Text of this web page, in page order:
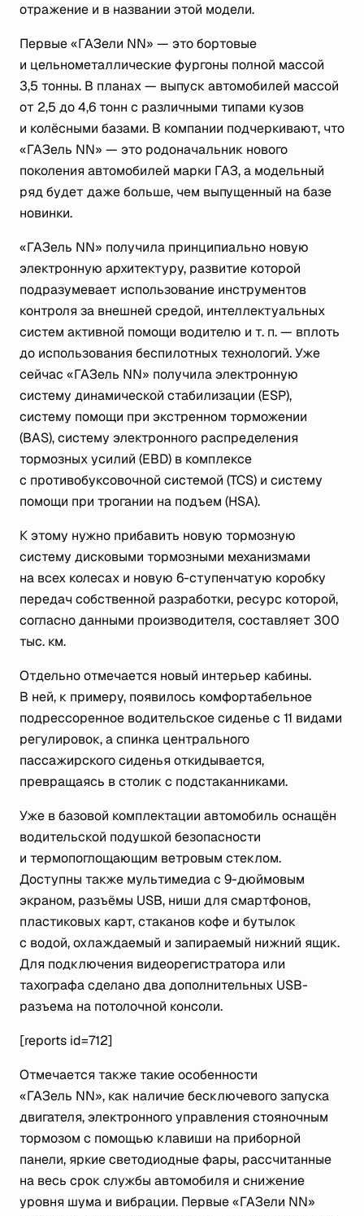
отражение и в названии этой модели.
Первые «ГАЗели NN» — это бортовые
и цельнометаллические фургоны полной массой
3,5 тонны. В планах — выпуск автомобилей массой
от 2,5 до 4,6 тонн с различными типами кузов
и колёсными базами. В компании подчеркивают, что
«ГАЗель NN» — это родоначальник нового
поколения автомобилей марки ГАЗ, а модельный
ряд будет даже больше, чем выпущенный на базе
новинки.
«ГАЗель NN» получила принципиально новую
электронную архитектуру, развитие которой
подразумевает использование инструментов
контроля за внешней средой, интеллектуальных
систем активной помощи водителю и т. п.— вплоть
до использования беспилотных технологий. Уже
сейчас «ГАЗель NN» получила электронную
систему динамической стабилизации (ESP),
систему помощи при экстренном торможении
(BAS), систему электронного распределения
тормозных усилий (EBD) в комплексе
с противобуксовочной системой (TCS) и систему
помощи при трогании на подъем (HSA).
К этому нужно прибавить новую тормозную
систему дисковыми тормозными механизмами
на всех колесах и новую 6-ступенчатую коробку
передач собственной разработки, ресурс которой,
согласно данными производителя, составляет 300
тыс. км.
Отдельно отмечается новый интерьер кабины.
В ней, к примеру, появилось комфортабельное
подрессоренное водительское сиденье с 11 видами
регулировок, а спинка центрального
пассажирского сиденья откидывается,
превращаясь в столик с подстаканниками.
Уже в базовой комплектации автомобиль оснащён
водительской подушкой безопасности
и термопоглощающим ветровым стеклом.
Доступны также мультимедиа с 9-дюймовым
экраном, разъёмы USB, ниши для смартфонов,
пластиковых карт, стаканов кофе и бутылок
с водой, охлаждаемый и запираемый нижний ящик.
Для подключения видеорегистратора или
тахографа сделано два дополнительных USB-
разъема на потолочной консоли.
[reports id=712]
Отмечается также такие особенности
«ГАЗель NN», как наличие бесключевого запуска
двигателя, электронного управления стояночным
тормозом с помощью клавиши на приборной
панели, яркие светодиодные фары, рассчитанные
на весь срок службы автомобиля и снижение
уровня шума и вибрации. Первые «ГАЗели NN»